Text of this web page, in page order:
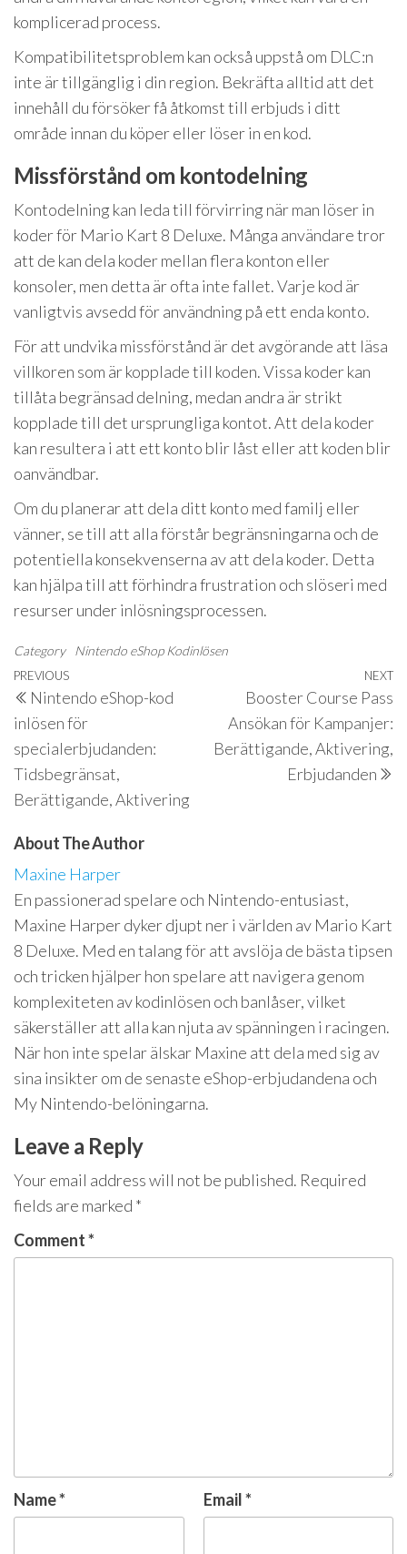
komplicerad process.
Kompatibilitetsproblem kan också uppstå om DLC:n
inte är tillgänglig i din region. Bekräfta alltid att det
innehåll du försöker få åtkomst till erbjuds i ditt
område innan du köper eller löser in en kod.
Missförstånd om kontodelning
Kontodelning kan leda till förvirring när man löser in
koder för Mario Kart 8 Deluxe. Många användare tror
att de kan dela koder mellan flera konton eller
konsoler, men detta är ofta inte fallet. Varje kod är
vanligtvis avsedd för användning på ett enda konto.
För att undvika missförstånd är det avgörande att läsa
villkoren som är kopplade till koden. Vissa koder kan
tillåta begränsad delning, medan andra är strikt
kopplade till det ursprungliga kontot. Att dela koder
kan resultera i att ett konto blir låst eller att koden blir
oanvändbar.
Om du planerar att dela ditt konto med familj eller
vänner, se till att alla förstår begränsningarna och de
potentiella konsekvenserna av att dela koder. Detta
kan hjälpa till att förhindra frustration och slöseri med
resurser under inlösningsprocessen.
Category Nintendo eShop Kodinlösen
Post
navigation
Previous
Post
PREVIOUS
Nintendo eShop-kod
inlösen för
specialerbjudanden:
Tidsbegränsat,
Berättigande, Aktivering
NEXT
Booster Course Pass
Ansökan för Kampanjer:
Berättigande, Aktivering,
Erbjudanden
About The Author
Maxine Harper
En passionerad spelare och Nintendo-entusiast,
Maxine Harper dyker djupt ner i världen av Mario Kart
8 Deluxe. Med en talang för att avslöja de bästa tipsen
och tricken hjälper hon spelare att navigera genom
komplexiteten av kodinlösen och banlåser, vilket
säkerställer att alla kan njuta av spänningen i racingen.
När hon inte spelar älskar Maxine att dela med sig av
sina insikter om de senaste eShop-erbjudandena och
My Nintendo-belöningarna.
Leave a Reply
Your email address will not be published. Required
fields are marked *
Comment*
Name* Email*